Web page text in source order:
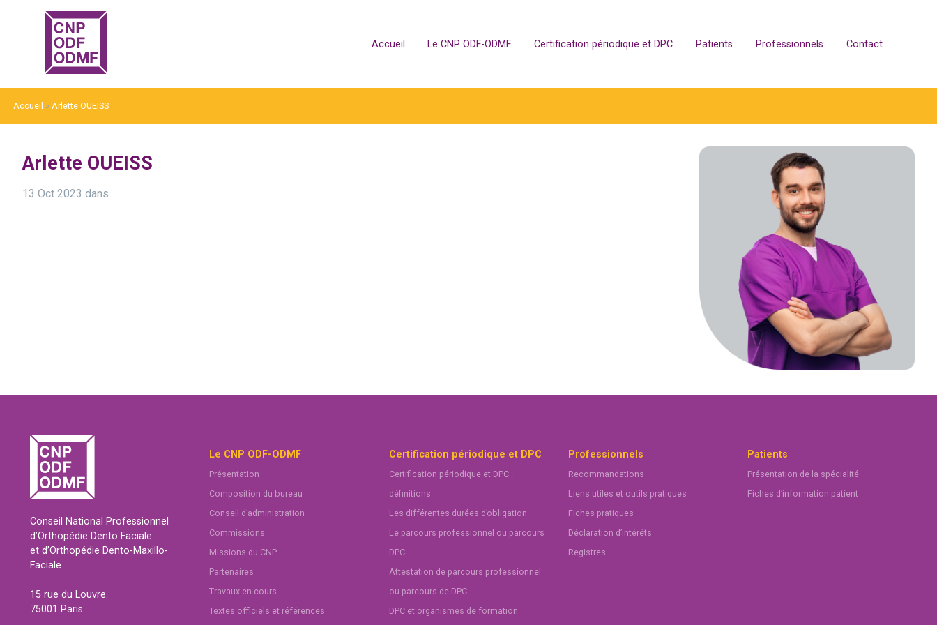
Accueil Le CNP ODF-ODMF Certification périodique et DPC Patients Professionnels Contact
Accueil »Arlette OUEISS
Arlette OUEISS
13 Oct 2023 dans
Conseil National Professionnel
d’Orthopédie Dento Faciale
et d’Orthopédie Dento-Maxillo-
Faciale
15 rue du Louvre.
75001 Paris
Le CNP ODF-ODMF
Présentation
Composition du bureau
Conseil d’administration
Commissions
Missions du CNP
Partenaires
Travaux en cours
Textes officiels et références
Certification périodique et DPC
Certification périodique et DPC :
définitions
Les différentes durées d’obligation
Le parcours professionnel ou parcours
DPC
Attestation de parcours professionnel
ou parcours de DPC
DPC et organismes de formation
Professionnels
Recommandations
Liens utiles et outils pratiques
Fiches pratiques
Déclaration d’intérêts
Registres
Patients
Présentation de la spécialité
Fiches d’information patient